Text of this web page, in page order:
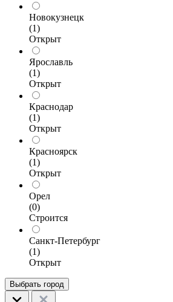
Новокузнецк
(1)
Открыт
Ярославль
(1)
Открыт
Краснодар
(1)
Открыт
Красноярск
(1)
Открыт
Орел
(0)
Строится
Санкт-Петербург
(1)
Открыт
Выбрать город